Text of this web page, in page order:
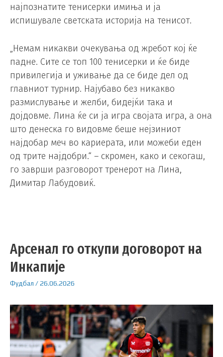
најпознатите тенисерки имиња и ја
испишувале светската историја на тенисот.
„Немам никакви очекувања од жребот кој ќе
падне. Сите се топ 100 тенисерки и ќе биде
привилегија и уживање да се биде дел од
главниот турнир. Најубаво без никакво
размислување и желби, бидејќи така и
дојдовме. Лина ќе си ја игра својата игра, а она
што денеска го видовме беше нејзиниот
најдобар меч во кариерата, или можеби еден
од трите најдобри.“ – скромен, како и секогаш,
го заврши разговорот тренерот на Лина,
Димитар Лабудовиќ.
Арсенал го откупи договорот на
Инкапије
Фудбал /26.06.2026